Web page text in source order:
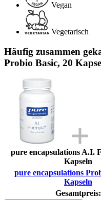
Vegan
Vegetarisch
Häufig zusammen
Probio Basic, 20
pure encapsulations A.I.
Kapseln
pure encapsulations
Kapseln
Gesamtpreis: